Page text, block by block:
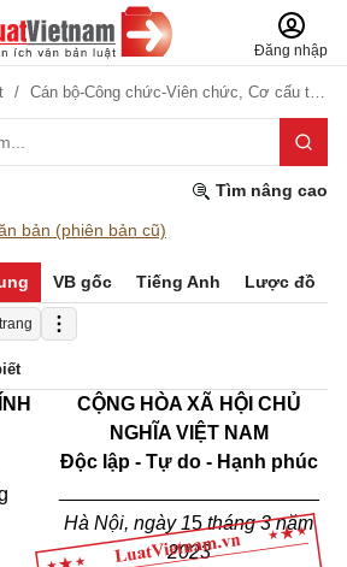
Đăng nhập
Cán bộ-Công chức-Viên chức, Cơ cấu tổ chức
Tìm nâng cao
bản (phiên bản cũ)
VB gốc Tiếng Anh Lược đồ
CỘNG HÒA XÃ HỘI CHỦ
NGHĨA VIỆT NAM
Độc lập - Tự do - Hạnh phúc
Hà Nội, ngày 15tháng 3 năm
2023